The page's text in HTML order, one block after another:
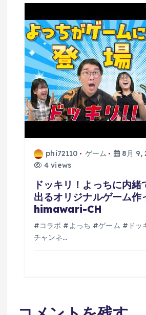
phi72110 ゲーム
8月 9,
4 views
ドッキリ！よっちに内緒
出るオリジナルゲーム作
himawari-CH
#コラボ #よっち #ゲーム #ドッ
チャンネ…